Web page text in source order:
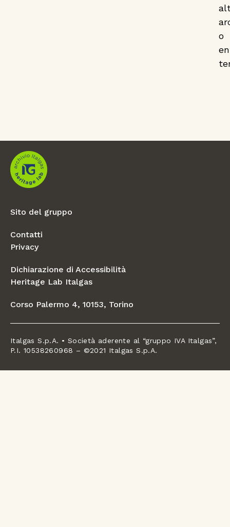
o
Sito del gruppo
Contatti
Privacy
Dichiarazione di Accessibilità
Heritage Lab Italgas
Corso Palermo 4, 10153, Torino
Italgas S.p.A. • Società aderente al “gruppo IVA Italgas”,
P.I. 10538260968 – ©2021 Italgas S.p.A.